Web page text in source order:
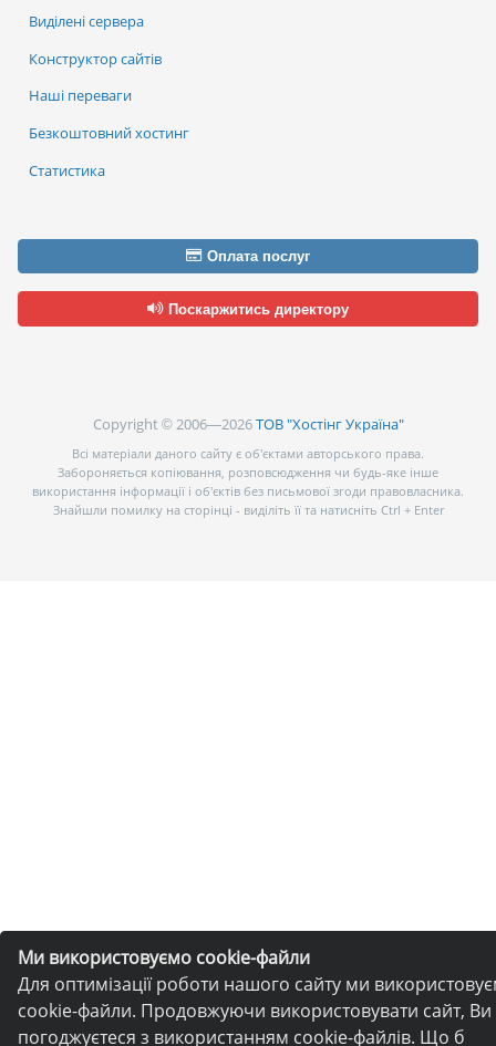
Ми використовуємо cookie-файли
Для оптимізації роботи нашого сайту ми
cookie-файли. Продовжуючи використовувати сайт, Ви
погоджуєтеся з використанням cookie-файлів. Що б
Виділені сервера
Конструктор сайтів
Наші переваги
Безкоштовний хостинг
Статистика
Оплата послуг
Поскаржитись директору
Copyright © 2006—2026ТОВ "Хостінг Україна"
Всі матеріали даного сайту є об’єктами авторського права.
Забороняється копіювання, розповсюдження чи будь-яке інше
використання інформації і об’єктів без письмової згоди правовласника.
Знайшли помилку на сторінці - виділіть її та натисніть Ctrl + Enter